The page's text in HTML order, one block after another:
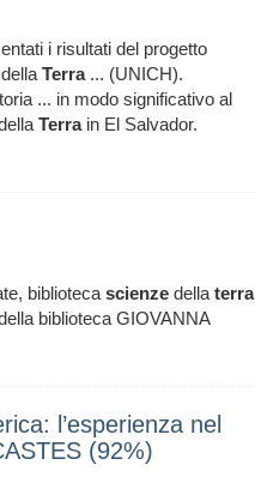
i risultati del progetto
della Terra... (UNICH).
... in modo significativo al
Terrain El Salvador.
biblioteca scienze della terra
biblioteca GIOVANNA
l’esperienza nel
(92%)